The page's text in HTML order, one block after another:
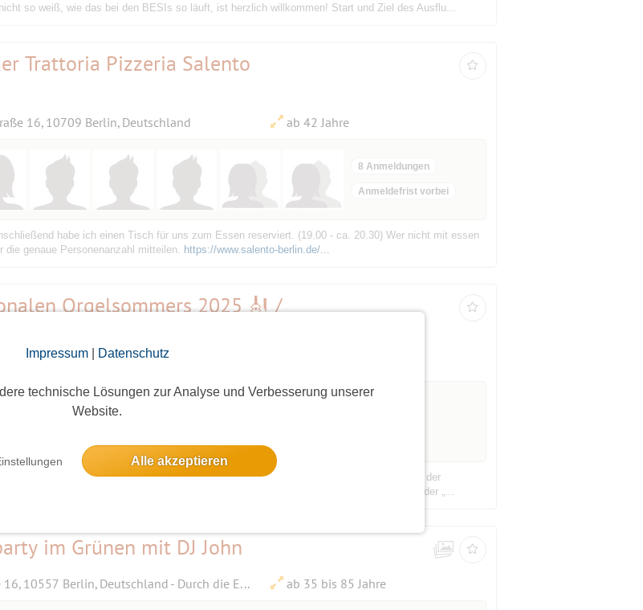
Impressum| Datenschutz
technische Lösungen zur Analyse und Verbesserung unserer
Website.
Alle akzeptieren
so weiß, wie das bei den BESIs so läuft, ist herzlich willkommen! Start und Ziel des Ausflu...
Trattoria Pizzeria Salento
16, 10709 Berlin, Deutschland ab 42 Jahre
8 Anmeldungen
Anmeldefrist vorbei
habe ich einen Tisch für uns zum Essen reserviert. (19.00 - ca. 20.30) Wer nicht mit essen
genaue Personenanzahl mitteilen. https://www.salento-berlin.de/...
Orgelsommers 2025 🎻 /
10789 Berlin, Deutschland
Event hatte keine Teilnehmer
von Johann Sebastian Bach, Gunter Kennel u.a. Internationaler Orgelsommer 2025 an der
der Gedächtniskirche, Sebastian Heindl, findet in diesem Sommer zum zweiten Mal der „...
im Grünen mit DJ John
Kruppstraße 16, 10557 Berlin, Deutschland - Durch die Einfahrt rechts zum Clubhaus ab 35 bis 85 Jahre